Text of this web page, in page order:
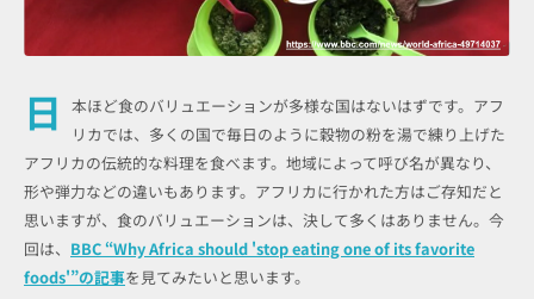
日
本ほど食のバリュエーションが多様な国はないはずです。アフ
リカでは、多くの国で毎日のように穀物の粉を湯で練り上げた
アフリカの伝統的な料理を食べます。地域によって呼び名が異なり、
形や弾力などの違いもあります。アフリカに行かれた方はご存知だと
思いますが、食のバリュエーションは、決して多くはありません。今
回は、 BBC “Why Africa should 'stop eating one of its favorite
foods'”の記事を見てみたいと思います。